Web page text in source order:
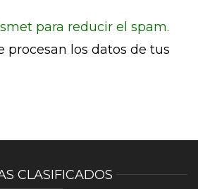
para reducir el spam.
procesan los datos de tus
CLASIFICADOS